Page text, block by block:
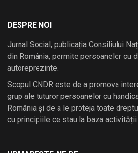
DESPRE NOI
Jurnal Social, publicația Consiliului
din România, permite persoanelor cu
autoreprezinte.
Scopul CNDR este de a promova
grup ale tuturor persoanelor cu
România și de a le proteja toate
cu principiile ce stau la baza activității